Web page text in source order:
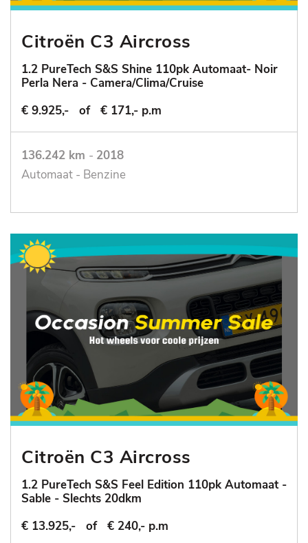
Citroën C3 Aircross
1.2 PureTech S&S Shine 110pk Automaat- Noir
Perla Nera - Camera/Clima/Cruise
€ 9.925,-
of € 171,- p.m
136.242 km - 2018
Automaat - Benzine
Citroën C3 Aircross
1.2 PureTech S&S Feel Edition 110pk Automaat -
Sable - Slechts 20dkm
€ 13.925,-
of € 240,- p.m